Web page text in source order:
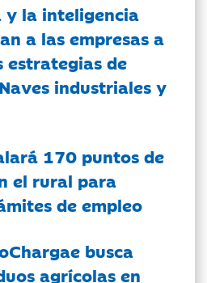
y la inteligencia
a las empresas a
estrategias de
industriales y
170 puntos de
el rural para
de empleo
busca
agrícolas en